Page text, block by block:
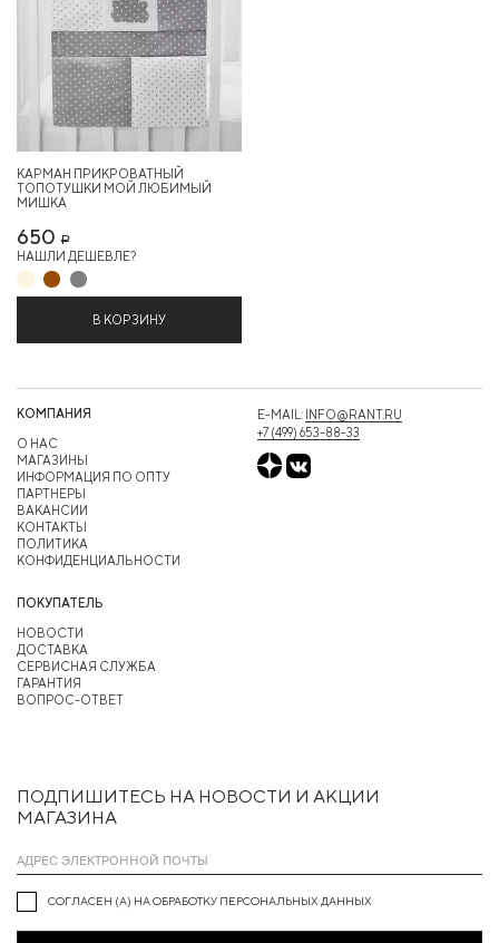
КАРМАН ПРИКРОВАТНЫЙ
ТОПОТУШКИ МОЙ ЛЮБИМЫЙ
МИШКА
650 Р
НАШЛИ ДЕШЕВЛЕ?
В КОРЗИНУ
ПОДПИШИТЕСЬ НА НОВОСТИ И АКЦИИ
МАГАЗИНА
СОГЛАСЕН (А) НА ОБРАБОТКУ ПЕРСОНАЛЬНЫХ ДАННЫХ
КОМПАНИЯ
О НАС
МАГАЗИНЫ
ИНФОРМАЦИЯ ПО ОПТУ
ПАРТНЕРЫ
ВАКАНСИИ
КОНТАКТЫ
ПОЛИТИКА
КОНФИДЕНЦИАЛЬНОСТИ
ПОКУПАТЕЛЬ
НОВОСТИ
ДОСТАВКА
СЕРВИСНАЯ СЛУЖБА
ГАРАНТИЯ
ВОПРОС-ОТВЕТ
E-MAIL: INFO@RANT.RU
+7 (499) 653-88-33